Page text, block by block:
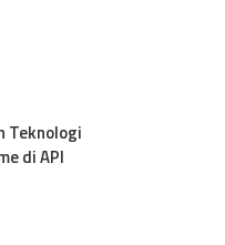
Teknologi
di API